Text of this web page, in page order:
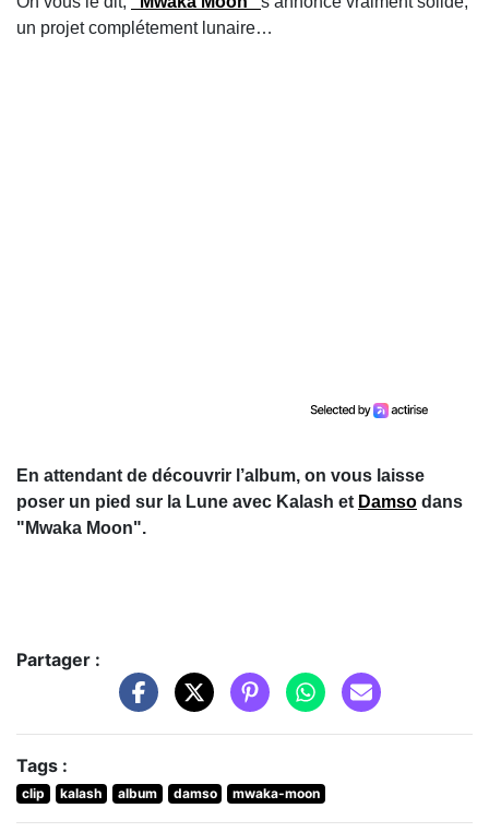
un projet complétement lunaire…
En attendant de découvrir l’album, on vous laisse
poser un pied sur la Lune avec Kalash et Damso dans
"Mwaka Moon".
Partager :
Tags :
clip kalash album damso mwaka-moon